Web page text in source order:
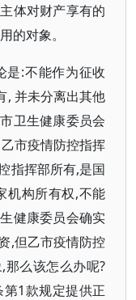
体对财产享有的
的对象。
是:不能作为征收
, 并未分离出其他
卫生健康委员会
市疫情防控指挥
指挥部所有,是国
机构所有权,不能
健康委员会确实
,但乙市疫情防控
么该怎么办呢?
1款规定提供正